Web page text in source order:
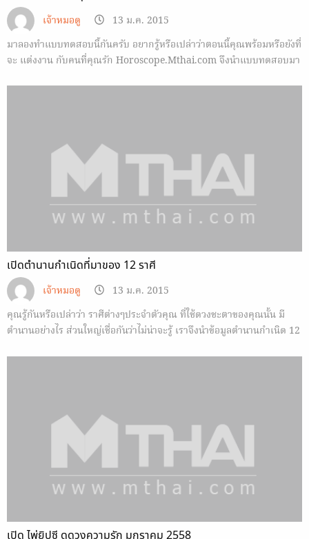
เจ้าหมอดู
13 ม.ค. 2015
มาลองทำแบบทดสอบนี้กันครับ อยากรู้หรือเปล่าว่าตอนนี้คุณพร้อมหรือยังที่
จะ แต่งงาน กับคนที่คุณรัก Horoscope.Mthai.com จึงนำแบบทดสอบมา
เปิดตำนานกำเนิดที่มาของ 12 ราศี
เจ้าหมอดู
13 ม.ค. 2015
คุณรู้กันหรือเปล่าว่า ราศีต่างๆประจำตัวคุณ ที่ใช้ดวงชะตาของคุณนั้น มี
ตำนานอย่างไร ส่วนใหญ่เชื่อกันว่าไม่น่าจะรู้ เราจึงนำข้อมูลตำนานกำเนิด 12